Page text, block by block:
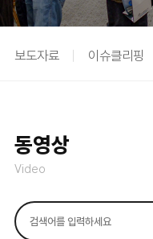
보도자료 이슈클리핑
동영상
Video